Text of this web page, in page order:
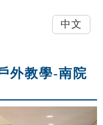
中文
外教學-南院